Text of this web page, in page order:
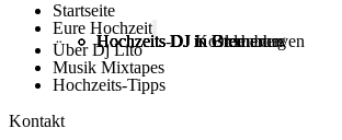
Startseite
Eure Hochzeit
Hochzeits DJ in Bremen
Hochzeits DJ in Bremerhaven
Hochzeits DJ in Cuxhaven
Hochzeits DJ in Oldenburg
Hochzeits-DJ Kosten
Über Dj Lito
Musik Mixtapes
Hochzeits-Tipps
Kontakt